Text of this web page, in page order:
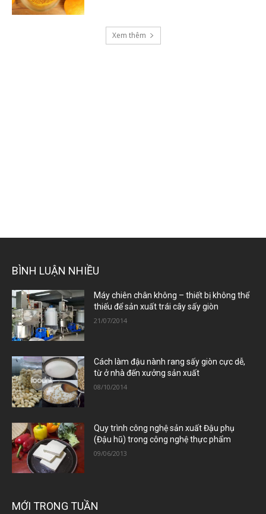
Xem thêm
BÌNH LUẬN NHIỀU
Máy chiên chân không – thiết bị không thể
thiếu để sản xuất trái cây sấy giòn
21/07/2014
Cách làm đậu nành rang sấy giòn cực dễ,
từ ở nhà đến xưởng sản xuất
08/10/2014
Quy trình công nghệ sản xuất Đậu phụ
(Đậu hũ) trong công nghệ thực phẩm
09/06/2013
MỚI TRONG TUẦN